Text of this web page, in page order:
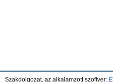
Szakdolgozat, az alkalamzott szoftver: